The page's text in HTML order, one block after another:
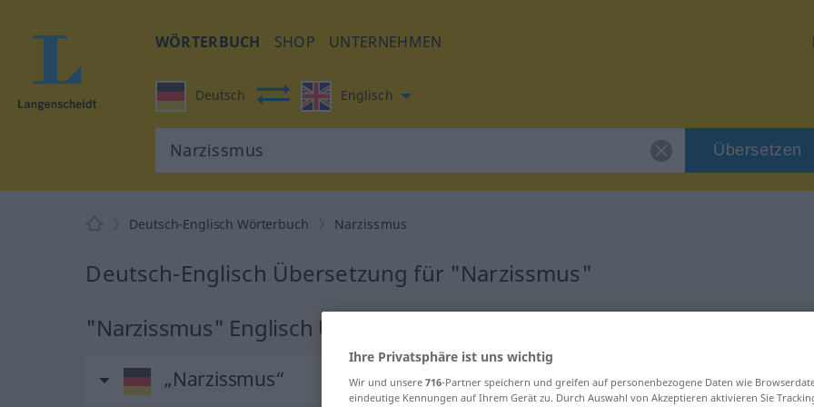
WÖRTERBUCH SHOP UNTERNEHMEN
Deutsch Englisch
Übersetzen
Deutsch-Englisch Wörterbuch Narzissmus
Deutsch-Englisch Übersetzung für "Narzissmus"
"Narzissmus" Englisch Übersetzung
„Narzissmus“
Ihre Privatsphäre ist uns wichtig
Wir und unsere 716-Partner speichern und greifen auf personenbezogene Daten wie
eindeutige Kennungen auf Ihrem Gerät zu. Durch Auswahl von Akzeptieren aktivieren Sie